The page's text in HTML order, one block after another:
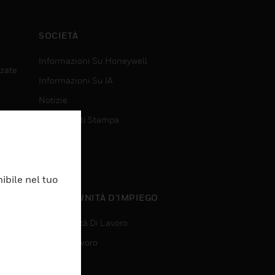
SOCIETÀ
Informazioni Su Honeywell
Informazioni Su IA
Notizie
Comunicati Stampa
OPPORTUNITÀ D’IMPIEGO
Opportunità Di Lavoro
Ricerca Lavoro
nel tuo